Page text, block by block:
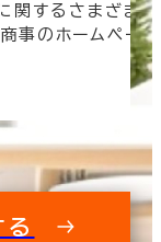
関するさまざま
事のホームペー